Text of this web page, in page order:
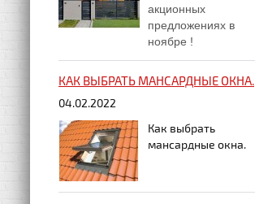
акционных
предложениях в
ноябре !
КАК ВЫБРАТЬ МАНСАРДНЫЕ ОКНА.
04.02.2022
Как выбрать
мансардные окна.